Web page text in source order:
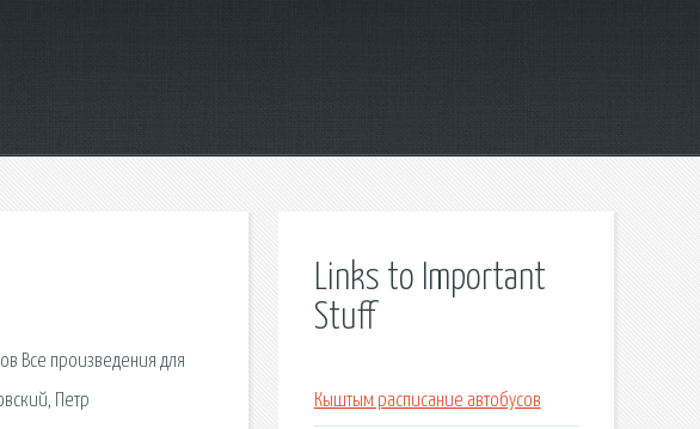
Все произведения для
Петр
Links to Important
Stuff
Кыштым расписание автобусов